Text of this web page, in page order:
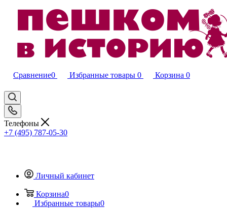
Сравнение0 Избранные товары 0 Корзина 0
Телефоны
+7 (495) 787-05-30
Личный кабинет
Корзина0
Избранные товары0